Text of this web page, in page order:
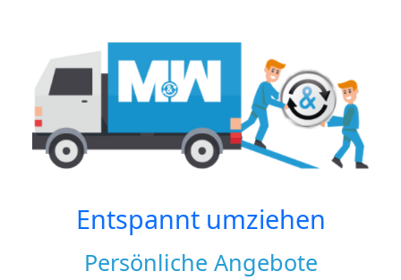
Entspannt umziehen
Persönliche Angebote